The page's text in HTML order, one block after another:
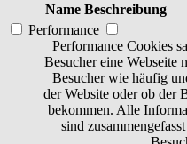
Name Beschreibung
Performance
Performance Cookies
Besucher eine Webseite
Besucher wie häufig
der Website oder ob der
bekommen. Alle
sind